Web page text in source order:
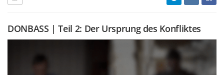
DONBASS | Teil 2: Der Ursprung des Konfliktes